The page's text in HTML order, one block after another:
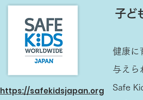
https://safekidsjapan.org
子ど
健康に
与えら
Safe